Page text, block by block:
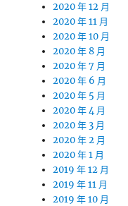
2020 年 12 月
2020 年 11 月
2020 年 10 月
2020 年 8 月
2020 年 7 月
2020 年 6 月
2020 年 5 月
2020 年 4 月
2020 年 3 月
2020 年 2 月
2020 年 1 月
2019 年 12 月
2019 年 11 月
2019 年 10 月